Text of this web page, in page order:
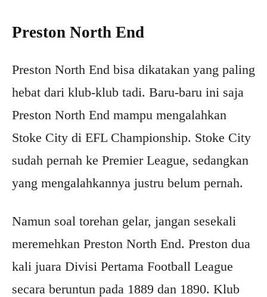
Preston North End
Preston North End bisa dikatakan yang paling
hebat dari klub-klub tadi. Baru-baru ini saja
Preston North End mampu mengalahkan
Stoke City di EFL Championship. Stoke City
sudah pernah ke Premier League, sedangkan
yang mengalahkannya justru belum pernah.
Namun soal torehan gelar, jangan sesekali
meremehkan Preston North End. Preston dua
kali juara Divisi Pertama Football League
secara beruntun pada 1889 dan 1890. Klub